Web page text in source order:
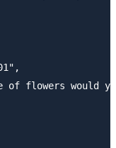
of flowers would